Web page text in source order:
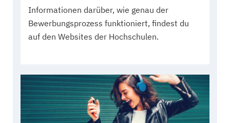
Informationen darüber, wie genau der
Bewerbungsprozess funktioniert, findest du
auf den Websites der Hochschulen.